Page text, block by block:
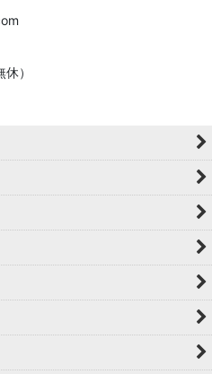
）